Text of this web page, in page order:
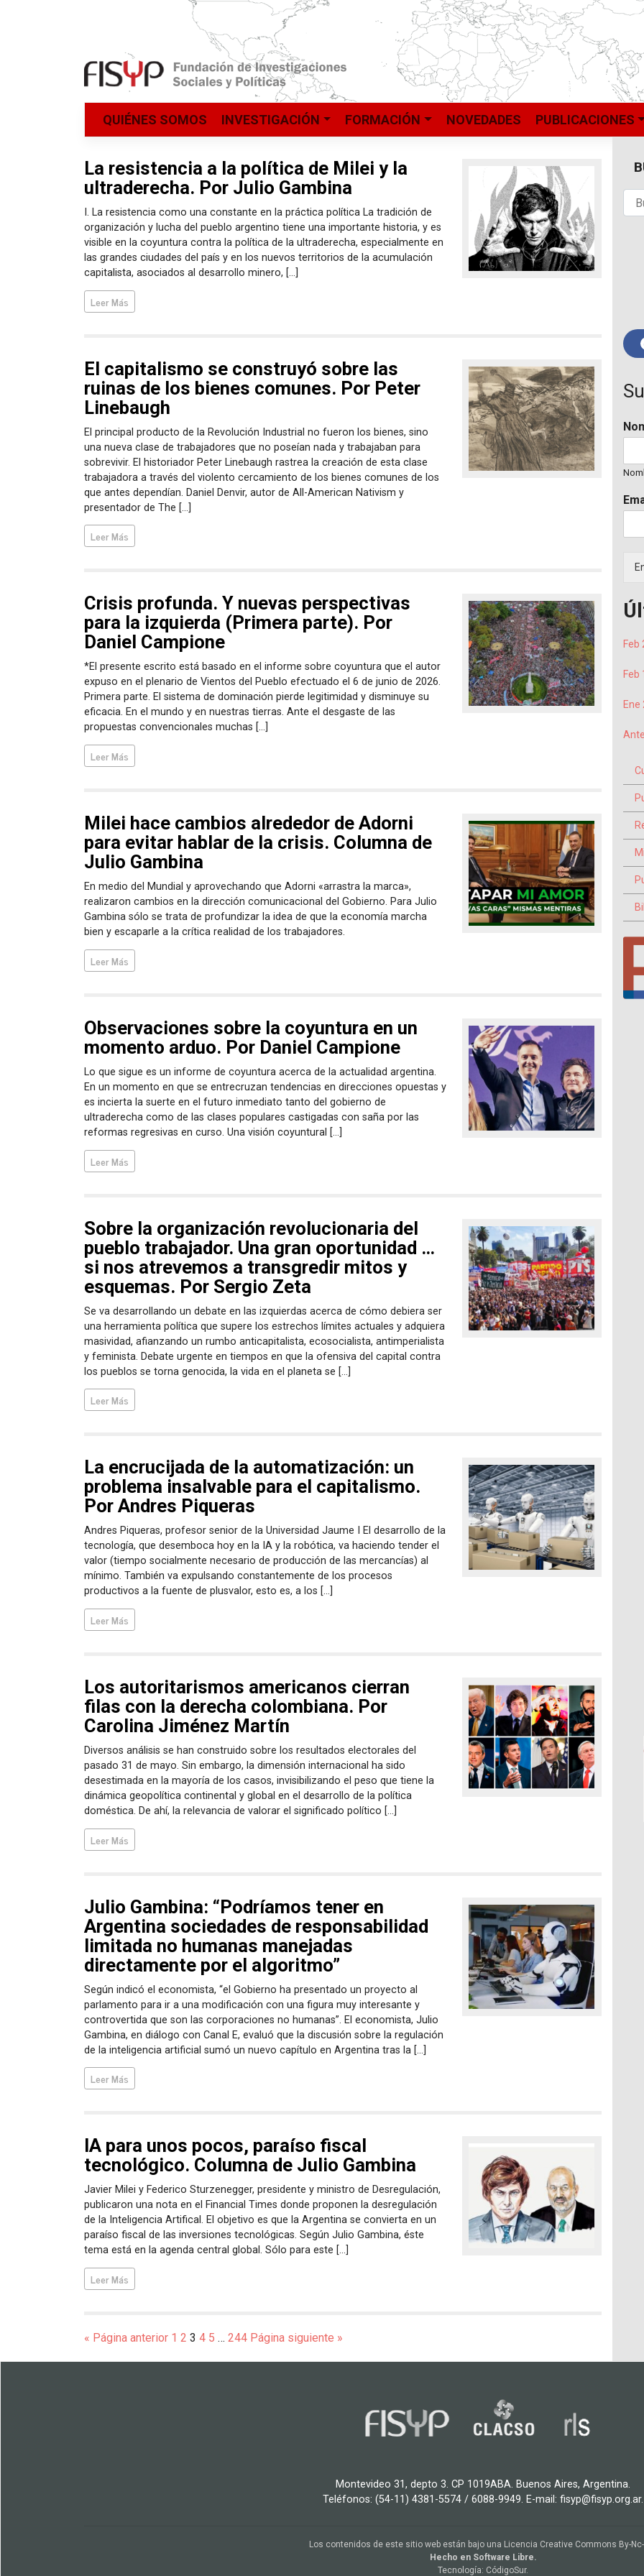
QUIÉNES SOMOS INVESTIGACIÓN FORMACIÓN NOVEDADES PUBLICACIONES
La resistencia a la política de Milei y la
ultraderecha. Por Julio Gambina
I. La resistencia como una constante en la práctica política La tradición de
organización y lucha del pueblo argentino tiene una importante historia, y es
visible en la coyuntura contra la política de la ultraderecha, especialmente en
las grandes ciudades del país y en los nuevos territorios de la acumulación
capitalista, asociados al desarrollo minero, […]
Leer Más
El capitalismo se construyó sobre las
ruinas de los bienes comunes. Por Peter
Linebaugh
El principal producto de la Revolución Industrial no fueron los bienes, sino
una nueva clase de trabajadores que no poseían nada y trabajaban para
sobrevivir. El historiador Peter Linebaugh rastrea la creación de esta clase
trabajadora a través del violento cercamiento de los bienes comunes de los
que antes dependían. Daniel Denvir, autor de All-American Nativism y
presentador de The […]
Leer Más
Crisis profunda. Y nuevas perspectivas
para la izquierda (Primera parte). Por
Daniel Campione
*El presente escrito está basado en el informe sobre coyuntura que el autor
expuso en el plenario de Vientos del Pueblo efectuado el 6 de junio de 2026.
Primera parte. El sistema de dominación pierde legitimidad y disminuye su
eficacia. En el mundo y en nuestras tierras. Ante el desgaste de las
propuestas convencionales muchas […]
Leer Más
Milei hace cambios alrededor de Adorni
para evitar hablar de la crisis. Columna de
Julio Gambina
En medio del Mundial y aprovechando que Adorni «arrastra la marca»,
realizaron cambios en la dirección comunicacional del Gobierno. Para Julio
Gambina sólo se trata de profundizar la idea de que la economía marcha
bien y escaparle a la crítica realidad de los trabajadores.
Leer Más
Observaciones sobre la coyuntura en un
momento arduo. Por Daniel Campione
Lo que sigue es un informe de coyuntura acerca de la actualidad argentina.
En un momento en que se entrecruzan tendencias en direcciones opuestas y
es incierta la suerte en el futuro inmediato tanto del gobierno de
ultraderecha como de las clases populares castigadas con saña por las
reformas regresivas en curso. Una visión coyuntural […]
Leer Más
Sobre la organización revolucionaria del
pueblo trabajador. Una gran oportunidad …
si nos atrevemos a transgredir mitos y
esquemas. Por Sergio Zeta
Se va desarrollando un debate en las izquierdas acerca de cómo debiera ser
una herramienta política que supere los estrechos límites actuales y adquiera
masividad, afianzando un rumbo anticapitalista, ecosocialista, antimperialista
y feminista. Debate urgente en tiempos en que la ofensiva del capital contra
los pueblos se torna genocida, la vida en el planeta se […]
Leer Más
La encrucijada de la automatización: un
problema insalvable para el capitalismo.
Por Andres Piqueras
Andres Piqueras, profesor senior de la Universidad Jaume I El desarrollo de la
tecnología, que desemboca hoy en la IA y la robótica, va haciendo tender el
valor (tiempo socialmente necesario de producción de las mercancías) al
mínimo. También va expulsando constantemente de los procesos
productivos a la fuente de plusvalor, esto es, a los […]
Leer Más
Los autoritarismos americanos cierran
filas con la derecha colombiana. Por
Carolina Jiménez Martín
Diversos análisis se han construido sobre los resultados electorales del
pasado 31 de mayo. Sin embargo, la dimensión internacional ha sido
desestimada en la mayoría de los casos, invisibilizando el peso que tiene la
dinámica geopolítica continental y global en el desarrollo de la política
doméstica. De ahí, la relevancia de valorar el significado político […]
Leer Más
Julio Gambina: “Podríamos tener en
Argentina sociedades de responsabilidad
limitada no humanas manejadas
directamente por el algoritmo”
Según indicó el economista, “el Gobierno ha presentado un proyecto al
parlamento para ir a una modificación con una figura muy interesante y
controvertida que son las corporaciones no humanas”. El economista, Julio
Gambina, en diálogo con Canal E, evaluó que la discusión sobre la regulación
de la inteligencia artificial sumó un nuevo capítulo en Argentina tras la […]
Leer Más
IA para unos pocos, paraíso fiscal
tecnológico. Columna de Julio Gambina
Javier Milei y Federico Sturzenegger, presidente y ministro de Desregulación,
publicaron una nota en el Financial Times donde proponen la desregulación
de la Inteligencia Artifical. El objetivo es que la Argentina se convierta en un
paraíso fiscal de las inversiones tecnológicas. Según Julio Gambina, éste
tema está en la agenda central global. Sólo para este […]
Leer Más
« Página anterior 1 2 3 4 5 … 244 Página siguiente »
Feb
Feb
Ene
Montevideo 31, depto 3. CP 1019ABA. Buenos Aires, Argentina.
Teléfonos: (54-11) 4381-5574 / 6088-9949. E-mail: fisyp@fisyp.org.ar.
Los contenidos de este sitio web están bajo una Licencia Creative Commons By-Nc-
Hecho en Software Libre.
Tecnología: CódigoSur.